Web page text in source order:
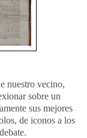
nuestro vecino,
sobre un
sus mejores
de iconos a los